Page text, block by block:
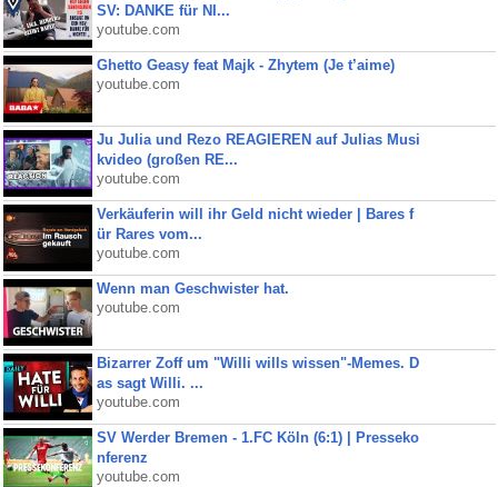
SV: DANKE für NI...
youtube.com
Ghetto Geasy feat Majk - Zhytem (Je t’aime)
youtube.com
Ju Julia und Rezo REAGIEREN auf Julias Musi
kvideo (großen RE...
youtube.com
Verkäuferin will ihr Geld nicht wieder | Bares f
ür Rares vom...
youtube.com
Wenn man Geschwister hat.
youtube.com
Bizarrer Zoff um "Willi wills wissen"-Memes. D
as sagt Willi. ...
youtube.com
SV Werder Bremen - 1.FC Köln (6:1) | Presseko
nferenz
youtube.com